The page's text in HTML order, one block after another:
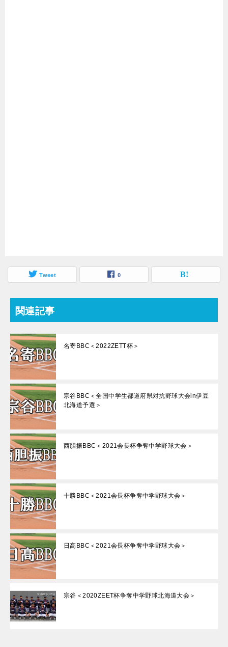
Tweet 0
関連記事
名寄BBC＜2022ZETT杯＞
宗谷BBC＜全国中学生都道府県対抗野球大会in伊豆
北海道予選＞
西胆振BBC＜2021会長杯争奪中学野球大会＞
十勝BBC＜2021会長杯争奪中学野球大会＞
日高BBC＜2021会長杯争奪中学野球大会＞
宗谷＜2020ZEET杯争奪中学野球北海道大会＞